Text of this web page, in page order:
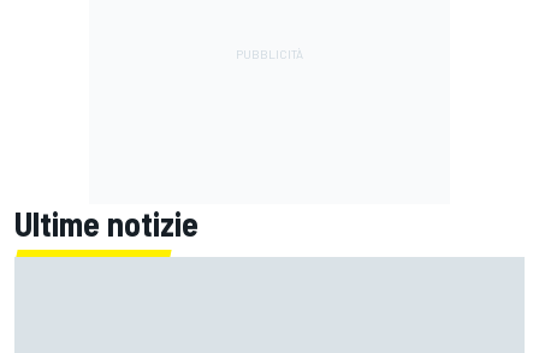
Ultime notizie